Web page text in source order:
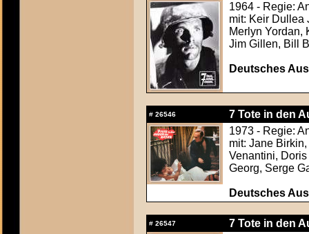
1964 - Regie:
mit: Keir Dullea
Merlyn Yordan,
Jim Gillen, Bill
Deutsches
# 26546
7 Tote in den
1973 - Regie:
mit: Jane
Venantini,
Georg, Serge
Deutsches
# 26547
7 Tote in den